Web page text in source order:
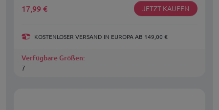
17,99 € JETZT KAUFEN
KOSTENLOSER VERSAND IN EUROPA AB 149,00 €
Verfügbare Größen:
7